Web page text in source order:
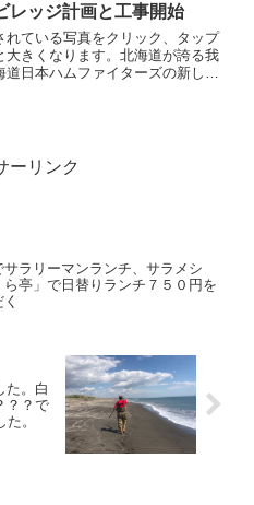
レッジ計画と工事開始
れている写真をクリック、タップ
大きくなります。北海道が誇る我
道日本ハムファイターズの新しい
ーリンク
サラリーマンランチ、サラメシ
ら亭」で日替りランチ７５０円を
た。白
？？で
。